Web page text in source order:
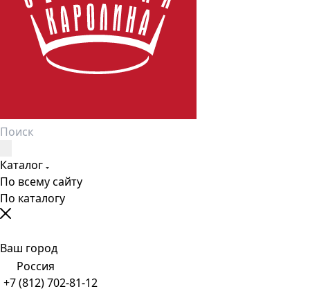
Каталог
По всему сайту
По каталогу
Ваш город
Россия
+7 (812) 702-81-12